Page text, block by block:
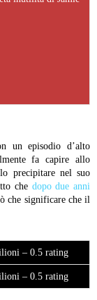
un episodio d’alto
fa capire allo
precipitare nel suo
che dopo due anni
che significare che il
– 0.5 rating
– 0.5 rating